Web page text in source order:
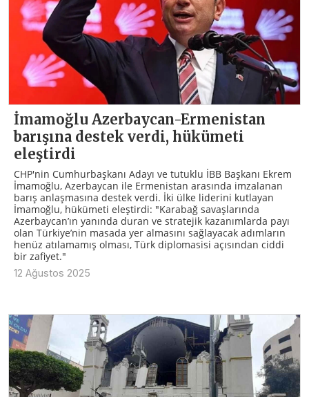
İmamoğlu Azerbaycan-Ermenistan
barışına destek verdi, hükümeti
eleştirdi
CHP'nin Cumhurbaşkanı Adayı ve tutuklu İBB Başkanı Ekrem
İmamoğlu, Azerbaycan ile Ermenistan arasında imzalanan
barış anlaşmasına destek verdi. İki ülke liderini kutlayan
İmamoğlu, hükümeti eleştirdi: "Karabağ savaşlarında
Azerbaycan’ın yanında duran ve stratejik kazanımlarda payı
olan Türkiye’nin masada yer almasını sağlayacak adımların
henüz atılamamış olması, Türk diplomasisi açısından ciddi
bir zafiyet."
12 Ağustos 2025